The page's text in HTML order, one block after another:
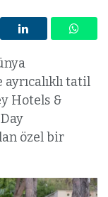
tatil
Hotels &
özel bir